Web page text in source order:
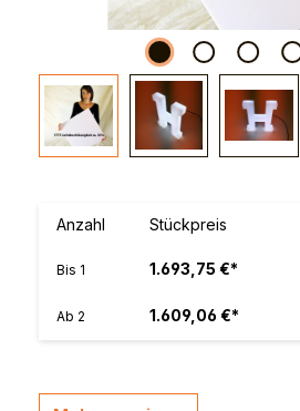
Anzahl Stückpreis
Bis 1 1.693,75 €*
Ab 2 1.609,06 €*